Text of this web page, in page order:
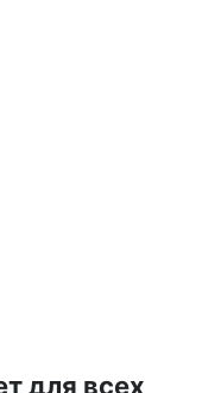
для всех